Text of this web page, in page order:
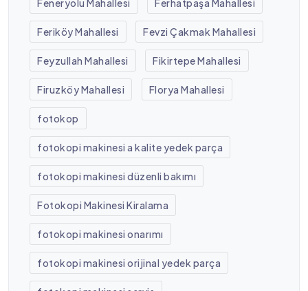
Feriköy Mahallesi Fevzi Çakmak Mahallesi
Feyzullah Mahallesi Fikirtepe Mahallesi
Firuzköy Mahallesi Florya Mahallesi
fotokop
fotokopi makinesi a kalite yedek parça
fotokopi makinesi düzenli bakımı
Fotokopi Makinesi Kiralama
fotokopi makinesi onarımı
fotokopi makinesi orijinal yedek parça